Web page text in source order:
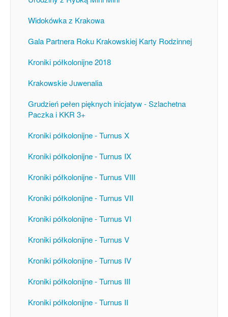
Widokówka z Krakowa
Gala Partnera Roku Krakowskiej Karty Rodzinnej
Kroniki półkolonijne 2018
Krakowskie Juwenalia
Grudzień pełen pięknych inicjatyw - Szlachetna
Paczka i KKR 3+
Kroniki półkolonijne - Turnus X
Kroniki półkolonijne - Turnus IX
Kroniki półkolonijne - Turnus VIII
Kroniki półkolonijne - Turnus VII
Kroniki półkolonijne - Turnus VI
Kroniki półkolonijne - Turnus V
Kroniki półkolonijne - Turnus IV
Kroniki półkolonijne - Turnus III
Kroniki półkolonijne - Turnus II